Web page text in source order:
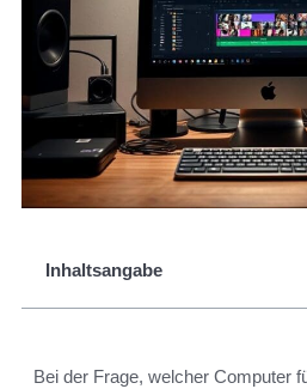
Inhaltsangabe
Bei der Frage, welcher Computer